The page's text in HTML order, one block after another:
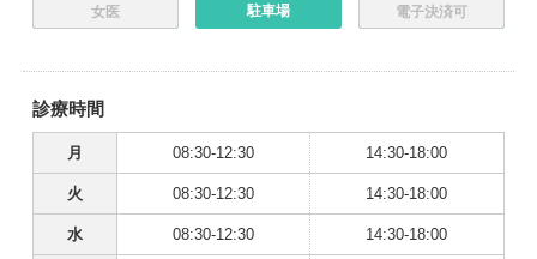
女医 駐車場 電子決済可
診療時間
月 08:30-12:30 14:30-18:00
火 08:30-12:30 14:30-18:00
水 08:30-12:30 14:30-18:00